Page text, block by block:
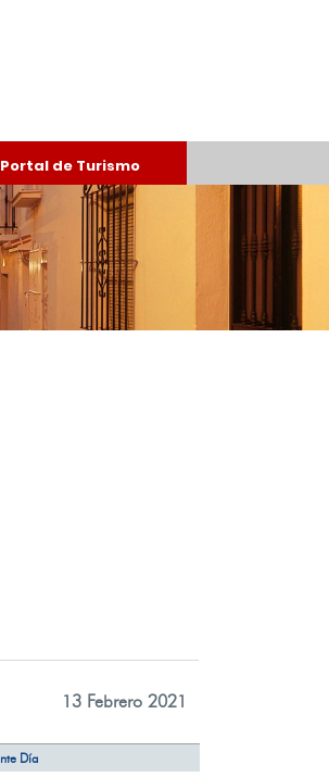
Portal de Turismo
13 Febrero 2021
Día